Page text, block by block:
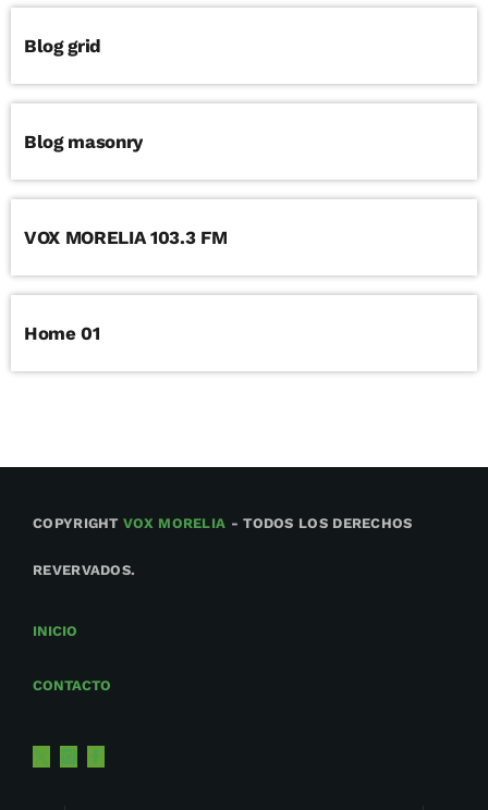
Blog grid
Blog masonry
VOX MORELIA 103.3 FM
Home 01
COPYRIGHTVOX MORELIA - TODOS LOS DERECHOS
REVERVADOS.
INICIO
CONTACTO